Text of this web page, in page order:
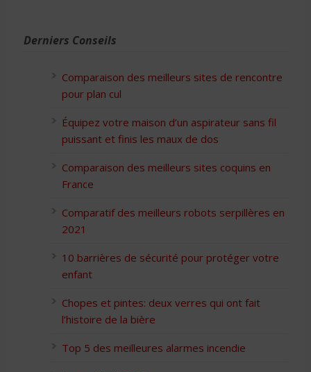
Derniers Conseils
Comparaison des meilleurs sites de rencontre
pour plan cul
Équipez votre maison d’un aspirateur sans fil
puissant et finis les maux de dos
Comparaison des meilleurs sites coquins en
France
Comparatif des meilleurs robots serpillères en
2021
10 barrières de sécurité pour protéger votre
enfant
Chopes et pintes: deux verres qui ont fait
l’histoire de la bière
Top 5 des meilleures alarmes incendie